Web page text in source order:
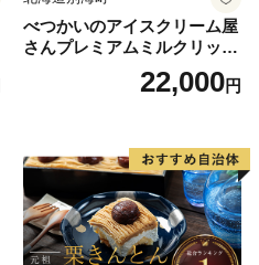
べつかいのアイスクリーム屋
さんプレミアムミルクリッチ
12個（AP-01）（ 北海道アイ
ス 北海道産アイス アイス ア
道産アイス 道産アイスクリ
ーム ギフト 詰合せ 詰め合わ
せ ふるさと納税 ）
22,000円